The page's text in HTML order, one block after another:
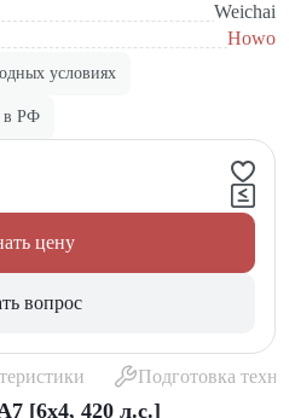
Weichai
Howo
условиях
в РФ
цену
вопрос
Подготовка
[6x4, 420 л.с.]